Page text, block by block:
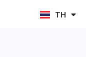
TH
ZH